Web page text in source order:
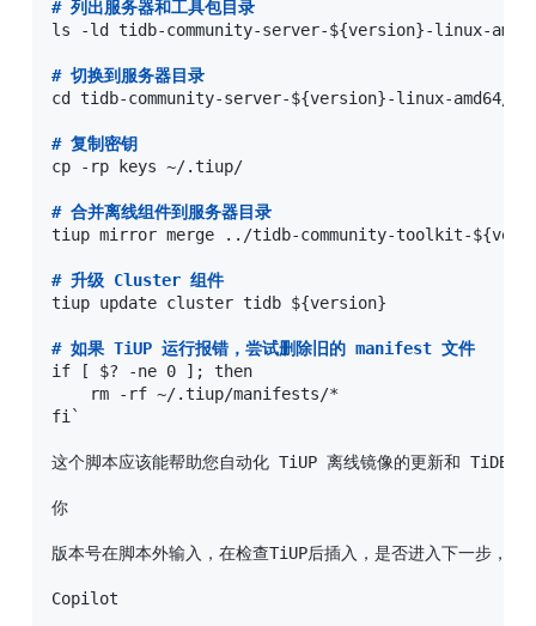
# 列出服务器和工具包目录
ls -ld tidb-community-server-${version}-linux-
# 切换到服务器目录
cd tidb-community-server-${version}-linux-amd64/
# 复制密钥
cp -rp keys ~/.tiup/
# 合并离线组件到服务器目录
tiup mirror merge ../tidb-community-toolkit-
# 升级 Cluster 组件
tiup update cluster tidb ${version}
# 如果 TiUP 运行报错，尝试删除旧的 manifest 文件
if [ $? -ne 0 ]; then
    rm -rf ~/.tiup/manifests/*
fi`
这个脚本应该能帮助您自动化 TiUP 离线镜像的更新和 TiDB
你
版本号在脚本外输入，在检查TiUP后插入，是否进入下一步，输
Copilot